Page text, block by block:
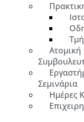
Ατομική
Σεμινάρια
Ημέρες